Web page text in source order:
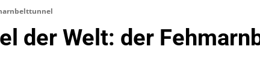
der Welt: der